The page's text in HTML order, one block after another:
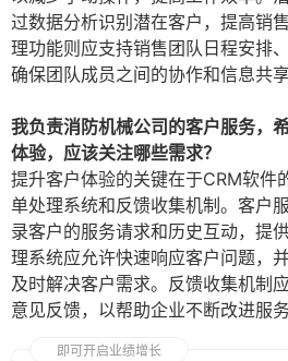
过数据分析识别潜在客户，提高销
理功能则应支持销售团队日程安排
确保团队成员之间的协作和信息共享
我负责消防机械公司的客户服务，
体验，应该关注哪些需求？
提升客户体验的关键在于CRM软件
单处理系统和反馈收集机制。客户
录客户的服务请求和历史互动，提
理系统应允许快速响应客户问题，
及时解决客户需求。反馈收集机制
意见反馈，以帮助企业不断改进服务
即可开启业绩增长